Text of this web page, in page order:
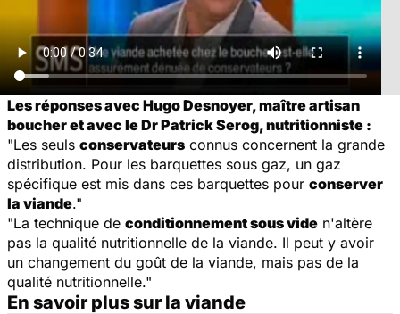
Les réponses avec Hugo Desnoyer, maître artisan
boucher et avec le Dr Patrick Serog, nutritionniste :
"Les seuls conservateurs connus concernent la grande
distribution. Pour les barquettes sous gaz, un gaz
spécifique est mis dans ces barquettes pour conserver
la viande."
"La technique de conditionnement sous vide n'altère
pas la qualité nutritionnelle de la viande. Il peut y avoir
un changement du goût de la viande, mais pas de la
qualité nutritionnelle."
En savoir plus sur la viande